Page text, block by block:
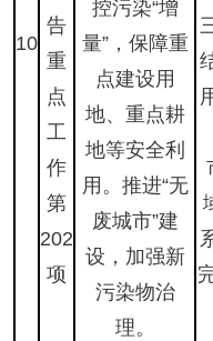
10
告
重
点
工
作
第
202
项
控污染“增
量”，保障重
点建设用
地、重点耕
地等安全利
用。推进“无
废城市”建
设，加强新
污染物治
理。